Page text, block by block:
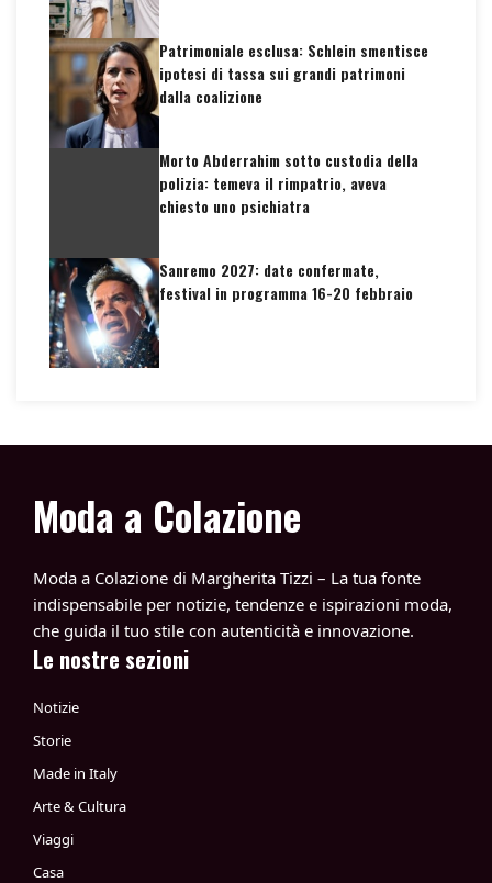
Patrimoniale esclusa: Schlein smentisce
ipotesi di tassa sui grandi patrimoni
dalla coalizione
Morto Abderrahim sotto custodia della
polizia: temeva il rimpatrio, aveva
chiesto uno psichiatra
Sanremo 2027: date confermate,
festival in programma 16-20 febbraio
Moda a Colazione
Moda a Colazione di Margherita Tizzi – La tua fonte
indispensabile per notizie, tendenze e ispirazioni moda,
che guida il tuo stile con autenticità e innovazione.
Le nostre sezioni
Notizie
Storie
Made in Italy
Arte & Cultura
Viaggi
Casa